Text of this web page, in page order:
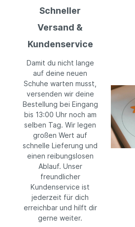
Schneller
Versand &
Kundenservice
Damit du nicht lange
auf deine neuen
Schuhe warten musst,
versenden wir deine
Bestellung bei Eingang
bis 13:00 Uhr noch am
selben Tag. Wir legen
großen Wert auf
schnelle Lieferung und
einen reibungslosen
Ablauf. Unser
freundlicher
Kundenservice ist
jederzeit für dich
erreichbar und hilft dir
gerne weiter.